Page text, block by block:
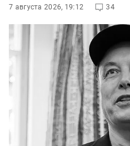
7 августа 2026, 19:12 34